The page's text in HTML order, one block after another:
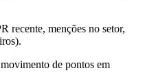
recente, menções no setor,
de pontos em